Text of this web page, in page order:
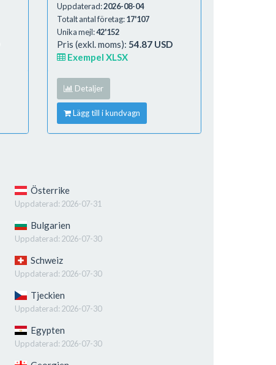
Uppdaterad:2026-08-04
Totalt antal företag:17'107
Unika mejl:42'152
Pris (exkl. moms): 54.87 USD
Exempel XLSX
Detaljer
Lägg till i kundvagn
Österrike
Uppdaterad: 2026-07-31
Bulgarien
Uppdaterad: 2026-07-30
Schweiz
Uppdaterad: 2026-07-30
Tjeckien
Uppdaterad: 2026-07-30
Egypten
Uppdaterad: 2026-07-30